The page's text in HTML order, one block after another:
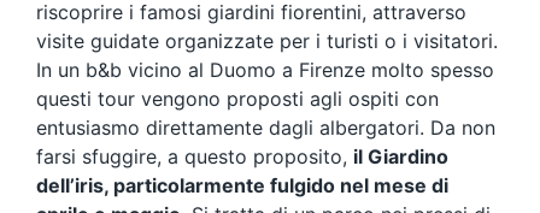
riscoprire i famosi giardini fiorentini, attraverso
visite guidate organizzate per i turisti o i visitatori.
In un b&b vicino al Duomo a Firenze molto spesso
questi tour vengono proposti agli ospiti con
entusiasmo direttamente dagli albergatori. Da non
farsi sfuggire, a questo proposito, il Giardino
dell’iris, particolarmente fulgido nel mese di